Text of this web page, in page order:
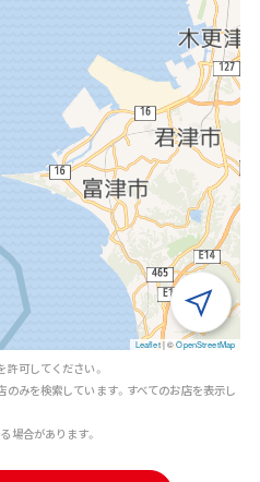
Leaflet |©OpenStreetMap
可してください。
のみを検索しています。すべてのお店を表示し
場合があります。